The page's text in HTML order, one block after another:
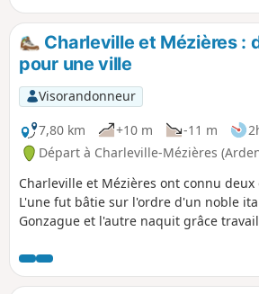
Charleville et Mézières :
pour une ville
Visorandonneur
7,80 km
+10 m -11 m
Départ à Charleville-Mézières
Charleville et Mézières ont connu
L'une fut bâtie sur l'ordre d'un noble
Gonzague et l'autre naquit grâce